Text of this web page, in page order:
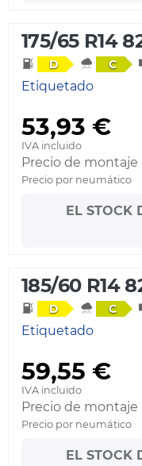
175/65 R14
D C
Etiquetado
53,93 €
IVA incluido
Precio de
Precio por neumático
EL STOCK
185/60 R14
D C
Etiquetado
59,55 €
IVA incluido
Precio de
Precio por neumático
EL STOCK